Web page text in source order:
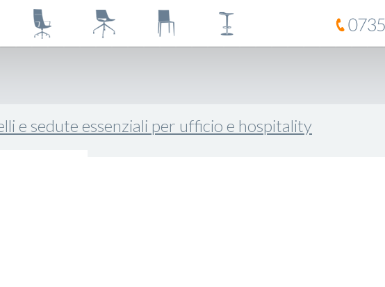
e sedute essenziali per ufficio e hospitality